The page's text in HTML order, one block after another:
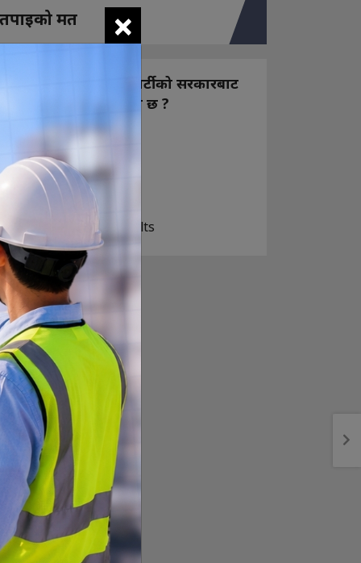
तपाइको मत
नयाँ बन्ने राष्ट्रिय स्वतन्त्र पार्टीको सरकारबाट
कस्तो अपेक्षा राख्नुभएको छ ?
निक्कै आशावादी छौ
खोइ, खासै आशा छैन
ज सुकै होस्
View Results
×